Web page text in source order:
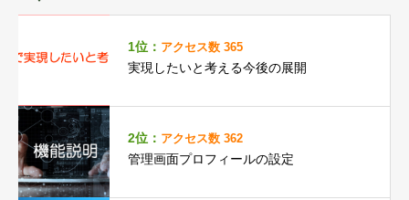
1位： アクセス数 365
実現したいと考える今後の展開
2位： アクセス数 362
管理画面プロフィールの設定